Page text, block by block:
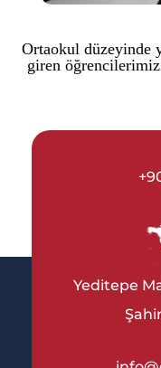
Ortaokul düzeyinde
giren
Yeditepe